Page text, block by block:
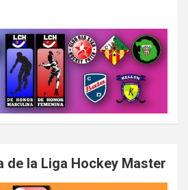
de la Liga Hockey Master